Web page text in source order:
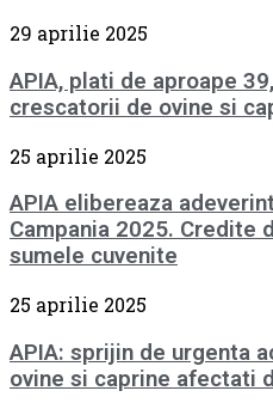
29 aprilie 2025
APIA, plati de aproape
crescatorii de ovine si
25 aprilie 2025
APIA elibereaza
Campania 2025. Credite
sumele cuvenite
25 aprilie 2025
APIA: sprijin de urgenta
ovine si caprine afectati